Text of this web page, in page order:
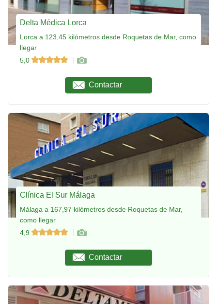
Delta Médica Lorca
Lorca a 123,45 kilómetros desde Roquetas de Mar, como
llegar
5,0
Contactar
Clínica El Sur Málaga
Málaga a 167,97 kilómetros desde Roquetas de Mar,
como llegar
4,9
Contactar